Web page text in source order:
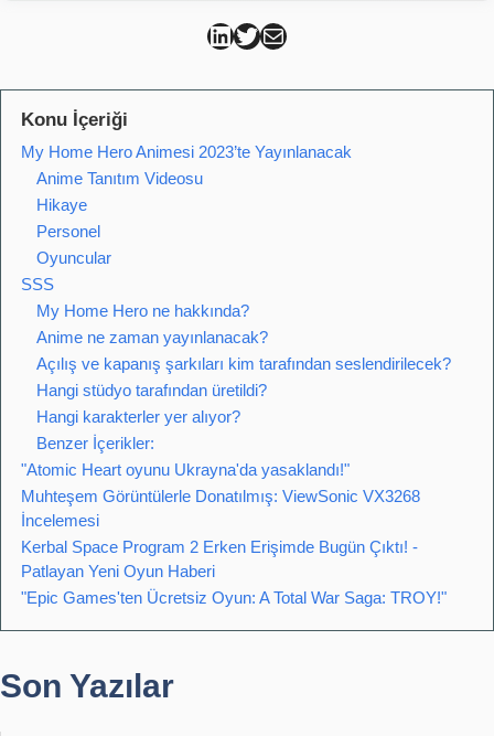
Can Kütahya Linkedin
Can Kütahya Twitter
Can Kütahya Mail
Konu İçeriği
My Home Hero Animesi 2023’te Yayınlanacak
Anime Tanıtım Videosu
Hikaye
Personel
Oyuncular
SSS
My Home Hero ne hakkında?
Anime ne zaman yayınlanacak?
Açılış ve kapanış şarkıları kim tarafından seslendirilecek?
Hangi stüdyo tarafından üretildi?
Hangi karakterler yer alıyor?
Benzer İçerikler:
"Atomic Heart oyunu Ukrayna'da yasaklandı!"
Muhteşem Görüntülerle Donatılmış: ViewSonic VX3268
İncelemesi
Kerbal Space Program 2 Erken Erişimde Bugün Çıktı! -
Patlayan Yeni Oyun Haberi
"Epic Games'ten Ücretsiz Oyun: A Total War Saga: TROY!"
Son Yazılar